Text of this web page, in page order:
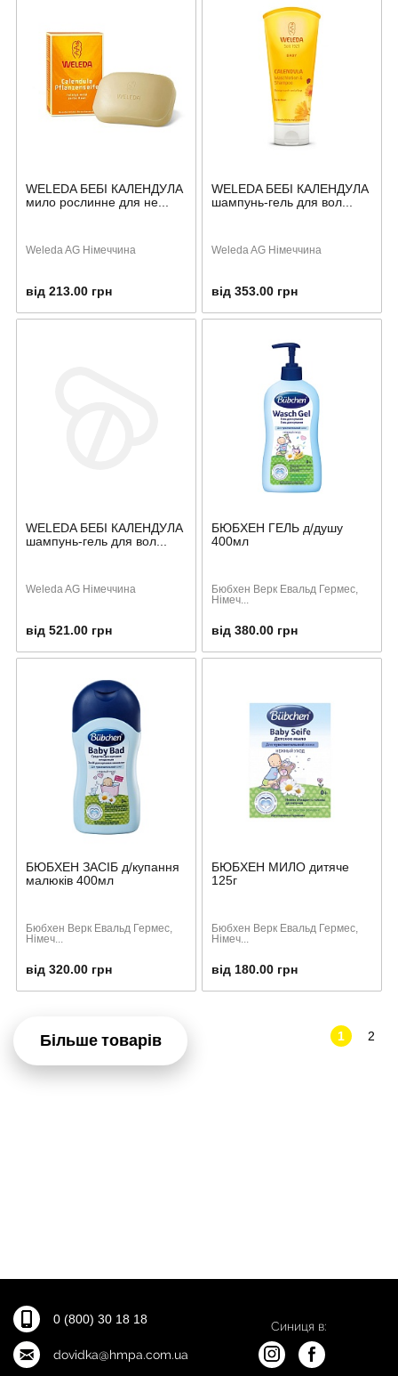
WELEDA БЕБІ КАЛЕНДУЛА
мило рослинне для не...
Weleda AG Німеччина
від 213.00 грн
WELEDA БЕБІ КАЛЕНДУЛА
шампунь-гель для вол...
Weleda AG Німеччина
від 353.00 грн
WELEDA БЕБІ КАЛЕНДУЛА
шампунь-гель для вол...
Weleda AG Німеччина
від 521.00 грн
БЮБХЕН ГЕЛЬ д/душу
400мл
Бюбхен Верк Евальд Гермес,
Німеч...
від 380.00 грн
БЮБХЕН ЗАСІБ д/купання
малюків 400мл
Бюбхен Верк Евальд Гермес,
Німеч...
від 320.00 грн
БЮБХЕН МИЛО дитяче
125г
Бюбхен Верк Евальд Гермес,
Німеч...
від 180.00 грн
Більше товарів 1 2
0 (800) 30 18 18
dovidka@hmpa.com.ua
Синиця в: